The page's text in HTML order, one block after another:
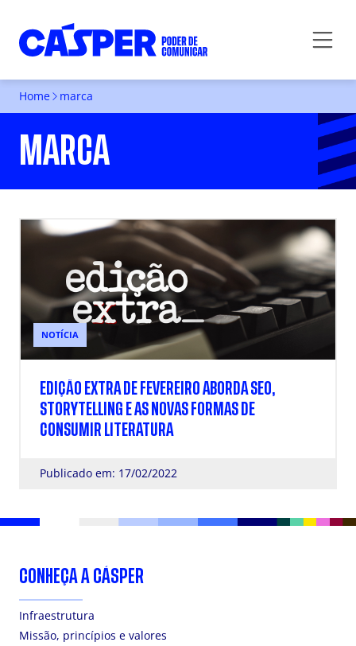
Home marca
MARCA
NOTÍCIA
EDIÇÃO EXTRA DE FEVEREIRO ABORDA SEO,
STORYTELLING E AS NOVAS FORMAS DE
CONSUMIR LITERATURA
Publicado em: 17/02/2022
CONHEÇA A CÁSPER
Infraestrutura
Missão, princípios e valores